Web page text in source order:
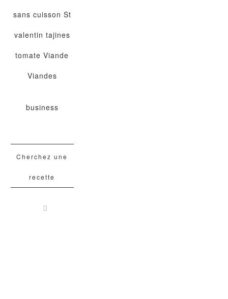
sans cuisson St
valentin tajines
tomate Viande
Viandes
business
Cherchez une
recette